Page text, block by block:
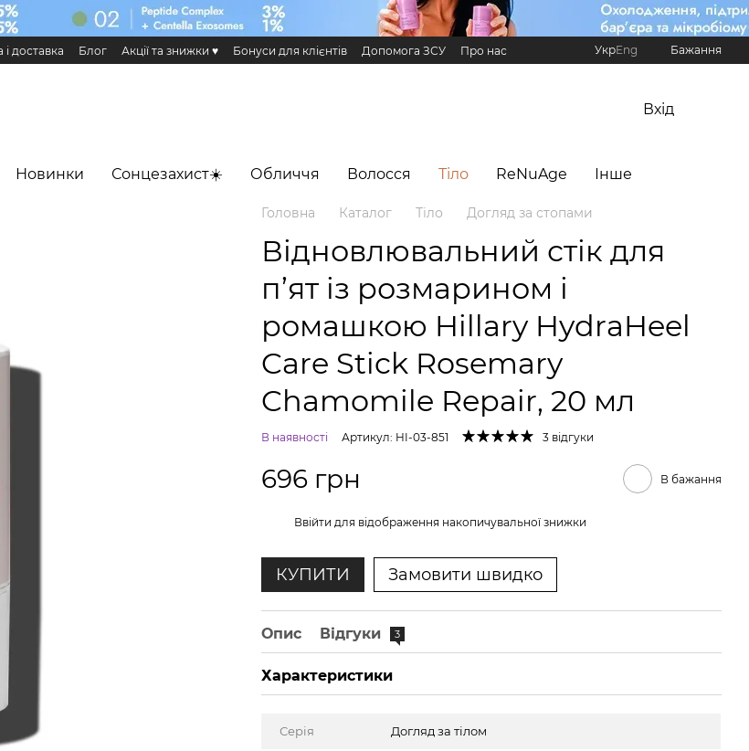
доставка Блог Акції та знижки ♥️ Бонуси для клієнтів Допомога ЗСУ
Про нас
Публічна оферта Еко сертифікати і сертифікація
Реферальна програма Hillary
УкрEng Бажання
Вхід
Новинки Сонцезахист☀️ Обличчя Волосся Тіло ReNuAge Інше
Головна Каталог Тіло Догляд за стопами
Відновлювальний стік для
п’ят із розмарином і
ромашкою Hillary HydraHeel
Care Stick Rosemary
Chamomile Repair, 20 мл
В наявності Артикул: HI-03-851 3 відгуки
696 грн В бажання
Ввійти для відображення накопичувальної знижки
КУПИТИ Замовити швидко
Опис Відгуки 3
Характеристики
Серія Догляд за тілом